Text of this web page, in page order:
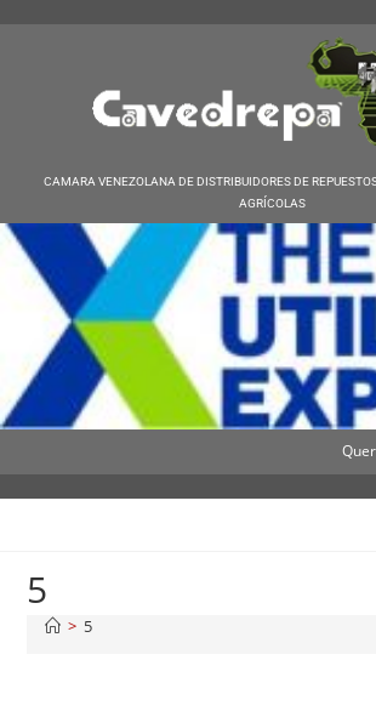
CAMARA VENEZOLANA DE DISTRIBUIDORES DE
AGRÍCOLAS
5
> 5